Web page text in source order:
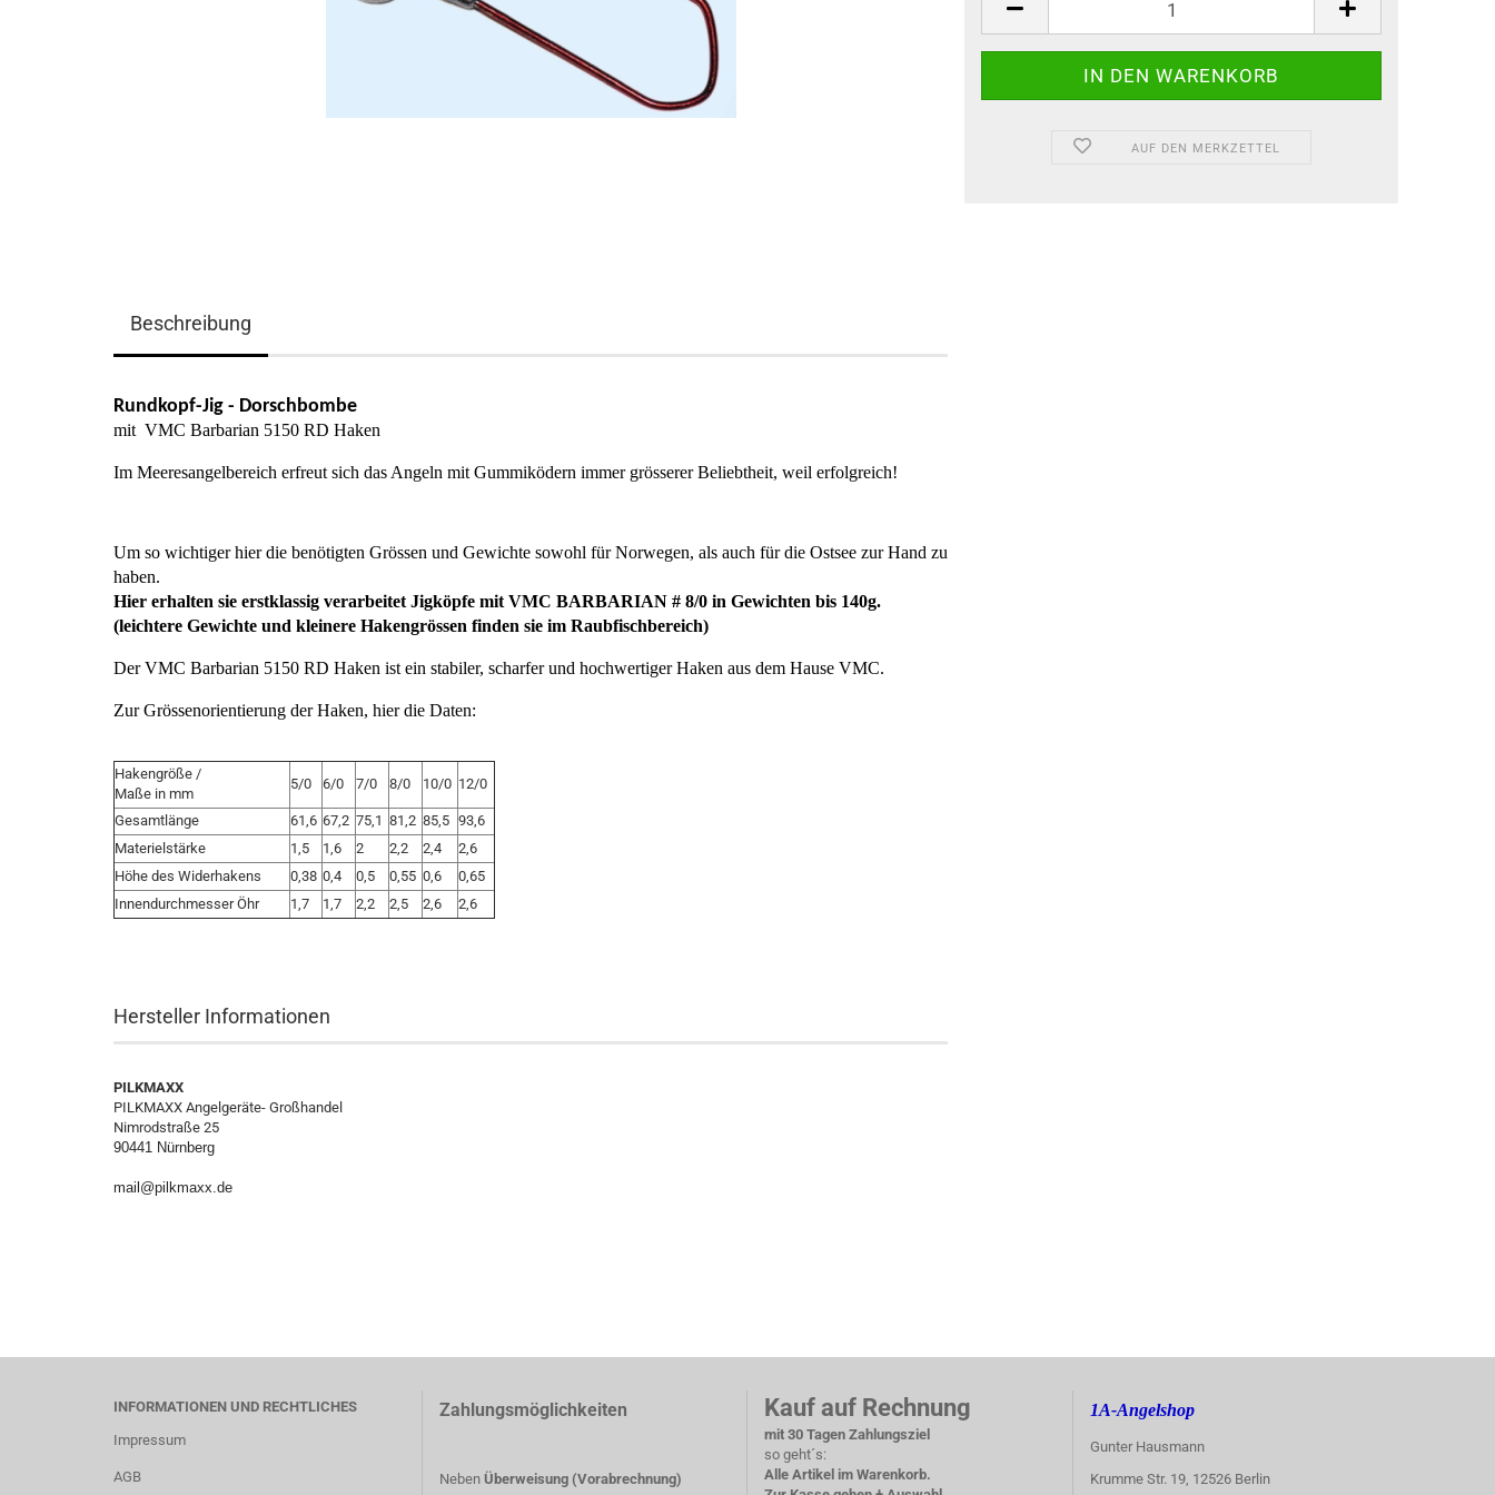
AUF DEN MERKZETTEL
Beschreibung
Rundkopf-Jig - Dorschbombe
mit VMC Barbarian 5150 RD Haken
Im Meeresangelbereich erfreut sich das Angeln mit Gummiködern immer grösserer Beliebtheit, weil erfolgreich!
Um so wichtiger hier die benötigten Grössen und Gewichte sowohl für Norwegen, als auch für die Ostsee zur Hand zu
haben.
Hier erhalten sie erstklassig verarbeitet Jigköpfe mit VMC BARBARIAN # 8/0 in Gewichten bis 140g.
(leichtere Gewichte und kleinere Hakengrössen finden sie im Raubfischbereich)
Der VMC Barbarian 5150 RD Haken ist ein stabiler, scharfer und hochwertiger Haken aus dem Hause VMC.
Zur Grössenorientierung der Haken, hier die Daten:
Hakengröße /
Maße in mm
5/0 6/0 7/0 8/0 10/0 12/0
Gesamtlänge 61,6 67,2 75,1 81,2 85,5 93,6
Materielstärke
1,5 1,6 2 2,2 2,4
2,6
Höhe des Widerhakens
0,38 0,4 0,5 0,55 0,6
0,65
Innendurchmesser Öhr
1,7 1,7 2,2 2,5 2,6 2,6
Hersteller Informationen
PILKMAXX
PILKMAXX Angelgeräte- Großhandel
Nimrodstraße 25
90441 Nürnberg
mail@pilkmaxx.de
INFORMATIONEN UND RECHTLICHES
Impressum
AGB
Zahlungsmöglichkeiten
NebenÜberweisung (Vorabrechnung)
Kauf auf Rechnung
mit 30 Tagen Zahlungsziel
so geht´s:
Alle Artikel im Warenkorb.
1A-Angelshop
Gunter Hausmann
Krumme Str. 19, 12526 Berlin